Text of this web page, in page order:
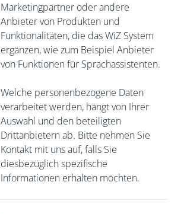
Marketingpartner oder andere
Anbieter von Produkten und
Funktionalitäten, die das WiZ System
ergänzen, wie zum Beispiel Anbieter
von Funktionen für Sprachassistenten.
Welche personenbezogene Daten
verarbeitet werden, hängt von Ihrer
Auswahl und den beteiligten
Drittanbietern ab. Bitte nehmen Sie
Kontakt mit uns auf, falls Sie
diesbezüglich spezifische
Informationen erhalten möchten.